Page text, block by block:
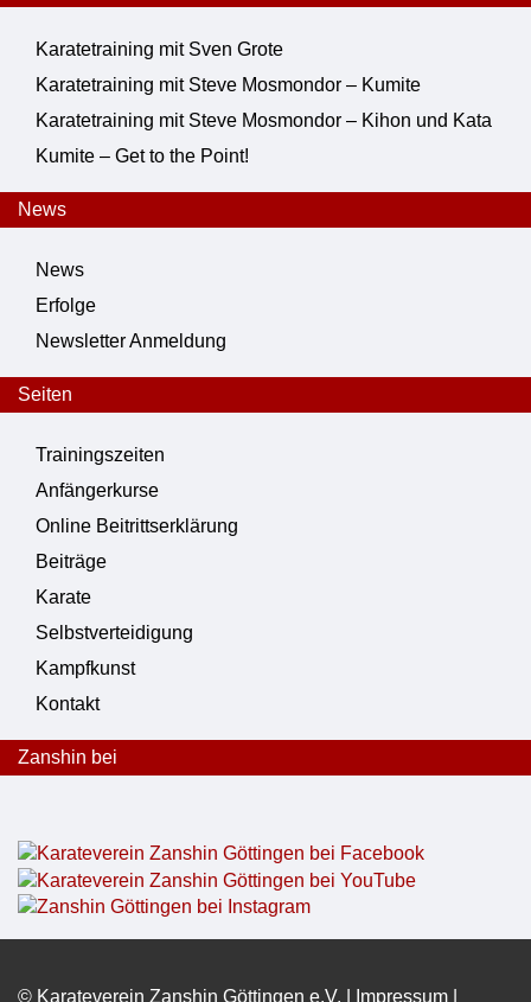
Karatetraining mit Sven Grote
Karatetraining mit Steve Mosmondor – Kumite
Karatetraining mit Steve Mosmondor – Kihon und Kata
Kumite – Get to the Point!
News
News
Erfolge
Newsletter Anmeldung
Seiten
Trainingszeiten
Anfängerkurse
Online Beitrittserklärung
Beiträge
Karate
Selbstverteidigung
Kampfkunst
Kontakt
Zanshin bei
© Karateverein Zanshin Göttingen e.V. | Impressum